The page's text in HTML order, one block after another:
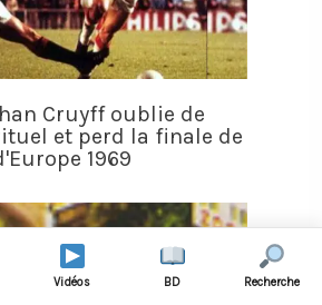
Cruyff oublie de
et perd la finale de
1969
Vidéos BD Recherche